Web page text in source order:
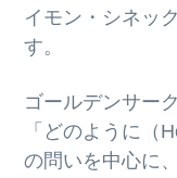
イモン・シネッ
す。
ゴールデンサー
「どのように（
の問いを中心に